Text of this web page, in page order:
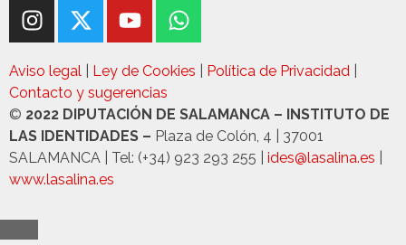
Aviso legal Ley de Cookies Política de Privacidad
Contacto y sugerencias
© 2022 DIPUTACIÓN DE SALAMANCA – INSTITUTO DE
LAS IDENTIDADES – Plaza de Colón, 4 | 37001
SALAMANCA | Tel: (+34) 923 293 255 | ides@lasalina.es
www.lasalina.es